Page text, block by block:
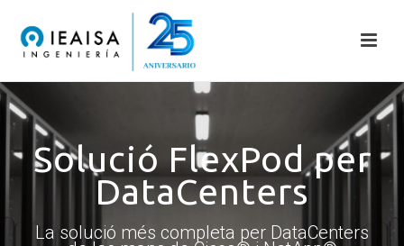
Solució FlexPod per
DataCenters
La solució més completa per DataCenters